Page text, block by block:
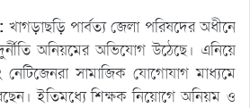
খাগড়াছড়ি পার্বত্য জেলা পরিষদের অধীনে
অনিয়মের অভিযোগ উঠেছে। এনিয়ে
নেটিজেনরা সামাজিক যোগােযাগ মাধ্যমে
ইতিমধ্যে শিক্ষক নিয়োগে অনিয়ম ও